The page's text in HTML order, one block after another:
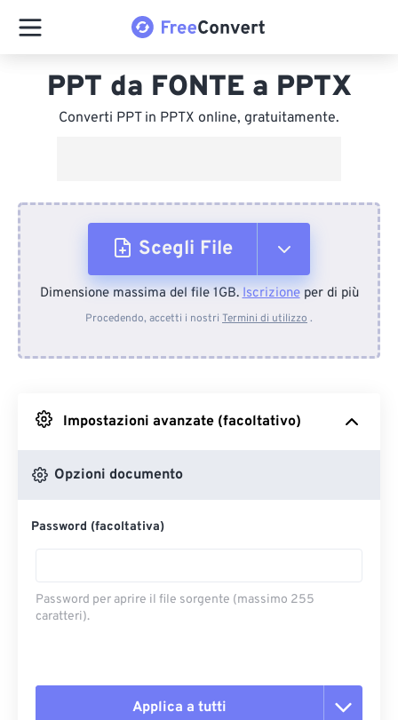
PPT da FONTE a PPTX
Converti PPT in PPTX online, gratuitamente.
Scegli File
Dal dispositivo
Da Google Drive
Dimensione massima del file 1GB.Iscrizioneper di più
Procedendo, accetti i nostri Termini di utilizzo .
Impostazioni avanzate (facoltativo)
Opzioni documento
Password (facoltativa)
Password per aprire il file sorgente (massimo 255
caratteri).
Applica a tutti